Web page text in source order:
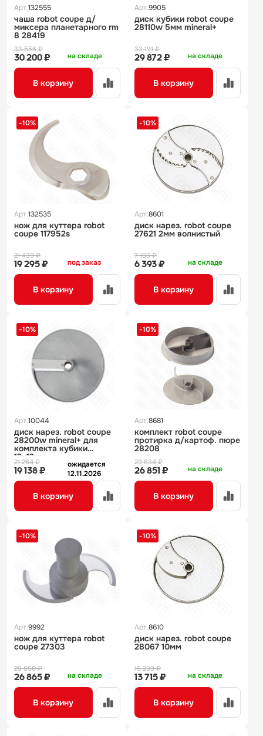
Арт.132555
чаша robot coupe д/
миксера планетарного rm
8 28419
на складе
30 200 ₽
33 556 ₽
В корзину
Арт.9905
диск кубики robot coupe
28110w 5мм mineral+
на складе
29 872 ₽
33 191 ₽
В корзину
-10%
Арт.132535
нож для куттера robot
coupe 117952s
под заказ
19 295 ₽
21 439 ₽
В корзину
-10%
Арт.8601
диск нарез. robot coupe
27621 2мм волнистый
на складе
6 393 ₽
7 103 ₽
В корзину
-10%
Арт.10044
диск нарез. robot coupe
28200w mineral+ для
комплекта кубики
12х12мм
ожидается
12.11.2026
19 138 ₽
21 264 ₽
В корзину
-10%
Арт.8681
комплект robot coupe
протирка д/картоф. пюре
28208
на складе
26 851 ₽
29 834 ₽
В корзину
-10%
Арт.9992
нож для куттера robot
coupe 27303
на складе
26 865 ₽
29 850 ₽
В корзину
-10%
Арт.8610
диск нарез. robot coupe
28067 10мм
на складе
13 715 ₽
15 239 ₽
В корзину